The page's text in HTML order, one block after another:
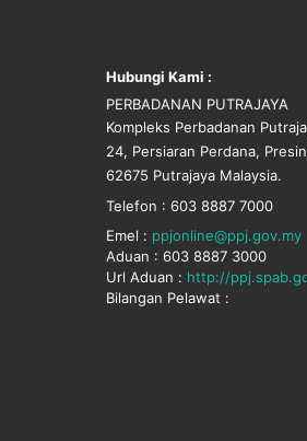
Hubungi Kami :
PERBADANAN PUTRAJAYA
Kompleks Perbadanan
24, Persiaran Perdana,
62675 Putrajaya Malaysia.
Telefon : 603 8887 7000
Emel : ppjonline@ppj.gov.my
Aduan : 603 8887 3000
Url Aduan : http://
Bilangan Pelawat :